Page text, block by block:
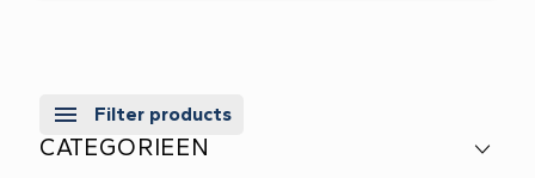
Filter products
CATEGORIEEN